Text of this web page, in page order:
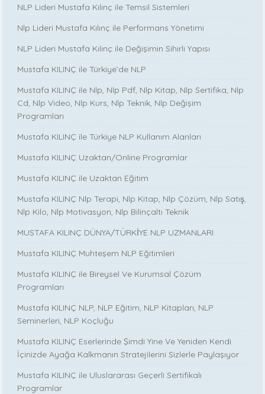
NLP Lideri Mustafa Kılınç ile Temsil Sistemleri
Nlp Lideri Mustafa Kılınç ile Performans Yönetimi
NLP Lideri Mustafa Kılınç ile Değişimin Sihirli Yapısı
Mustafa KILINÇ ile Türkiye’de NLP
Mustafa KILINÇ ile Nlp, Nlp Pdf, Nlp Kitap, Nlp Sertifika, Nlp
Cd, Nlp Video, Nlp Kurs, Nlp Teknik, Nlp Değişim
Programları
Mustafa KILINÇ ile Türkiye NLP Kullanım Alanları
Mustafa KILINÇ Uzaktan/Online Programlar
Mustafa KILINÇ ile Uzaktan Eğitim
Mustafa KILINÇ Nlp Terapi, Nlp Kitap, Nlp Çözüm, Nlp Satış,
Nlp Kilo, Nlp Motivasyon, Nlp Bilinçaltı Teknik
MUSTAFA KILINÇ DÜNYA/TÜRKİYE NLP UZMANLARI
Mustafa KILINÇ Muhteşem NLP Eğitimleri
Mustafa KILINÇ ile Bireysel Ve Kurumsal Çözüm
Programları
Mustafa KILINÇ NLP, NLP Eğitim, NLP Kitapları, NLP
Seminerleri, NLP Koçluğu
Mustafa KILINÇ Eserlerinde Şimdi Yine Ve Yeniden Kendi
İçinizde Ayağa Kalkmanın Stratejilerini Sizlerle Paylaşıyor
Mustafa KILINÇ ile Uluslararası Geçerli Sertifikalı
Programlar